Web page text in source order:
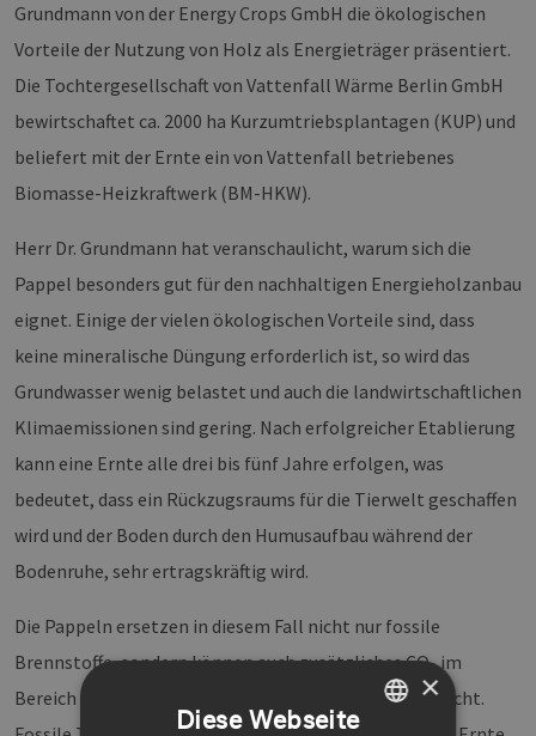
Grundmann von der Energy Crops GmbH die ökologischen
Vorteile der Nutzung von Holz als Energieträger präsentiert.
Die Tochtergesellschaft von Vattenfall Wärme Berlin GmbH
bewirtschaftet ca. 2000 ha Kurzumtriebsplantagen (KUP) und
beliefert mit der Ernte ein von Vattenfall betriebenes
Biomasse-Heizkraftwerk (BM-HKW).
Herr Dr. Grundmann hat veranschaulicht, warum sich die
Pappel besonders gut für den nachhaltigen Energieholzanbau
eignet. Einige der vielen ökologischen Vorteile sind, dass
keine mineralische Düngung erforderlich ist, so wird das
Grundwasser wenig belastet und auch die landwirtschaftlichen
Klimaemissionen sind gering. Nach erfolgreicher Etablierung
kann eine Ernte alle drei bis fünf Jahre erfolgen, was
bedeutet, dass ein Rückzugsraums für die Tierwelt geschaffen
wird und der Boden durch den Humusaufbau während der
Bodenruhe, sehr ertragskräftig wird.
Die Pappeln ersetzen in diesem Fall nicht nur fossile
Brennstoffe, sondern können auch zusätzliches CO2im
Bereich der Wurzeln binden was sie zu CO
-Senken macht.
×
Diese Webseite